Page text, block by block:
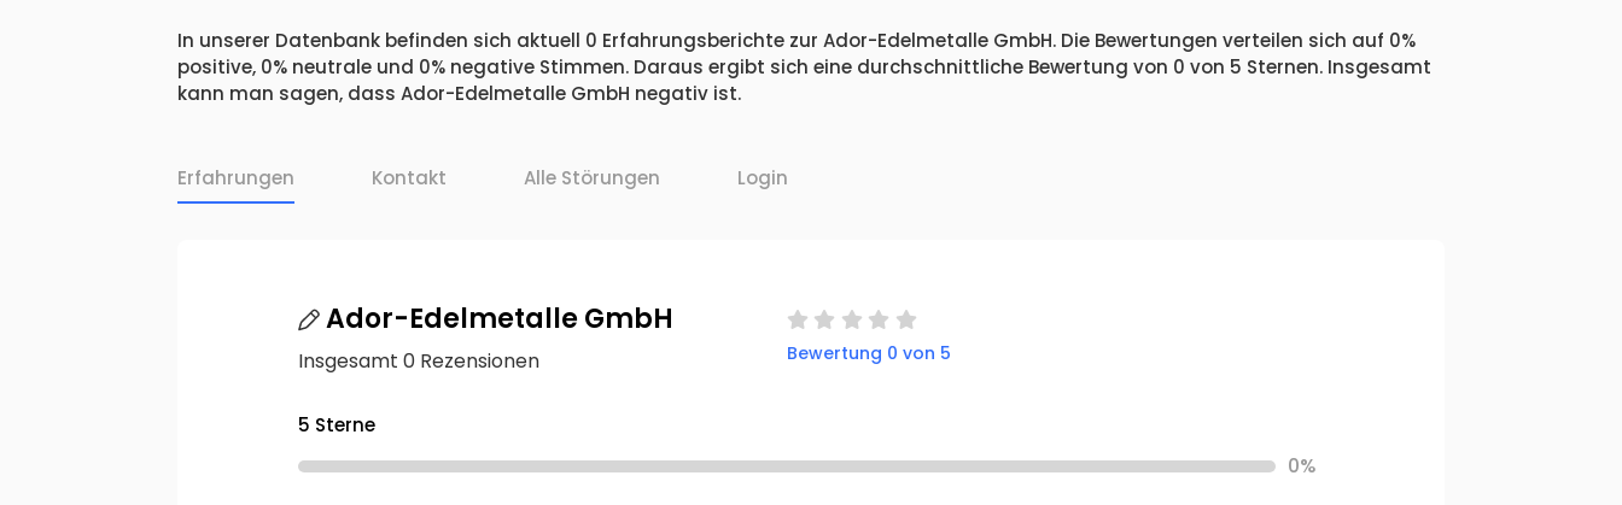
In unserer Datenbank befinden sich aktuell 0 Erfahrungsberichte zur Ador-Edelmetalle GmbH. Die Bewertungen verteilen sich auf 0%
positive, 0% neutrale und 0% negative Stimmen. Daraus ergibt sich eine durchschnittliche Bewertung von 0 von 5 Sternen. Insgesamt
kann man sagen, dass Ador-Edelmetalle GmbH negativ ist.
Erfahrungen Kontakt Alle Störungen Login
Ador-Edelmetalle GmbH
Insgesamt 0 Rezensionen Bewertung 0 von 5
5 Sterne
0%